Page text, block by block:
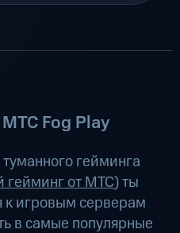
Fog Play
гейминга
гейминг от МТС) ты
игровым серверам
в самые популярные